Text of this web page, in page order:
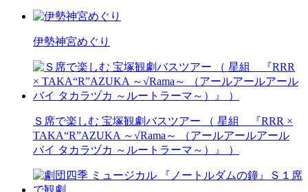
伊勢神宮めぐり
Ｓ席で楽しむ 宝塚観劇バスツアー （ 星組 『RRR ×
TAKA“R”AZUKA ～√Rama～ （アールアールアール
バイ タカラヅカ ～ルートラーマ～）』 ）